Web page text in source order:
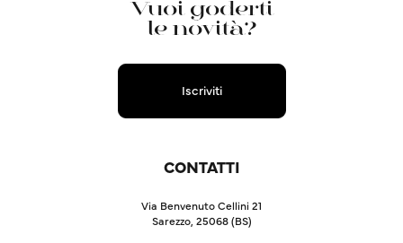
Vuoi goderti
le novità?
Iscriviti
CONTATTI
Via Benvenuto Cellini 21
Sarezzo, 25068 (BS)